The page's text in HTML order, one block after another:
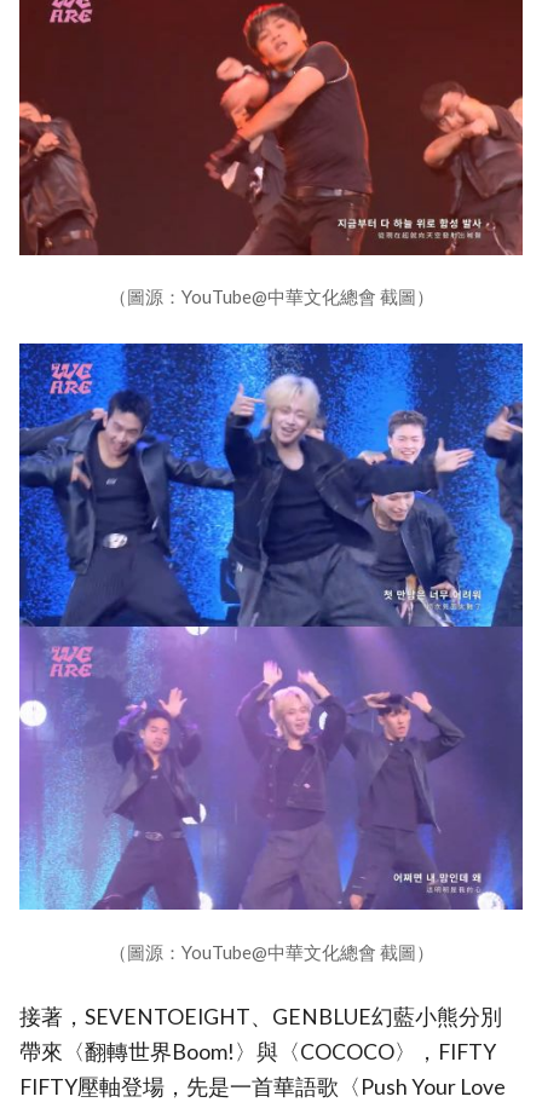
（圖源：YouTube@中華文化總會 截圖）
（圖源：YouTube@中華文化總會 截圖）
接著，SEVENTOEIGHT、GENBLUE幻藍小熊分別
帶來〈翻轉世界Boom!〉與〈COCOCO〉，FIFTY
FIFTY壓軸登場，先是一首華語歌〈Push Your Love